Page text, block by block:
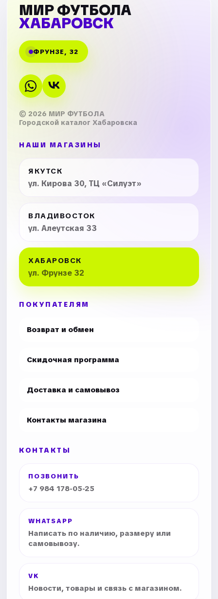
МИР ФУТБОЛА
ХАБАРОВСК
ФРУНЗЕ, 32
© 2026 МИР ФУТБОЛА
Городской каталог Хабаровска
НАШИ МАГАЗИНЫ
ЯКУТСК
ул. Кирова 30, ТЦ «Силуэт»
ВЛАДИВОСТОК
ул. Алеутская 33
ХАБАРОВСК
ул. Фрунзе 32
ПОКУПАТЕЛЯМ
Возврат и обмен
Скидочная программа
Доставка и самовывоз
Контакты магазина
КОНТАКТЫ
ПОЗВОНИТЬ
+7 984 178-05-25
WHATSAPP
Написать по наличию, размеру или
самовывозу.
VK
Новости, товары и связь с магазином.